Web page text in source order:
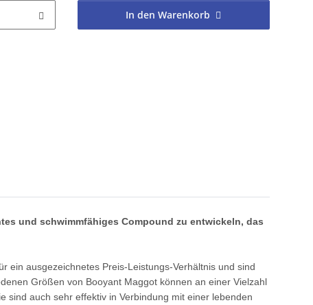
In den Warenkorb
und schwimmfähiges Compound zu entwickeln, das
ein ausgezeichnetes Preis-Leistungs-Verhältnis und sind
Größen von Booyant Maggot können an einer Vielzahl
sind auch sehr effektiv in Verbindung mit einer lebenden